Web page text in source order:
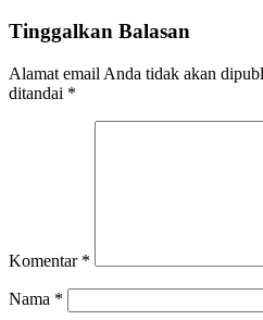
Tinggalkan Balasan
Alamat email Anda tidak akan
ditandai *
Komentar *
Nama *